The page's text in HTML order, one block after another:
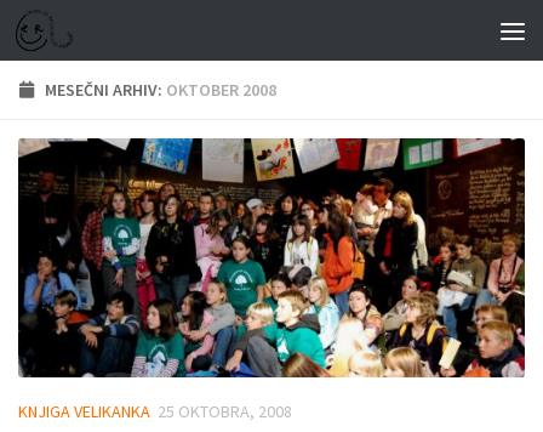
Skip to content
MESEČNI ARHIV: OKTOBER 2008
KNJIGA VELIKANKA 25 OKTOBRA, 2008